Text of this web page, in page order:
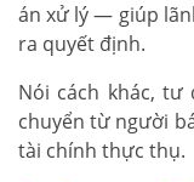
án xử lý — giúp
ra quyết định.
Nói cách khác,
chuyển từ người
tài chính thực thụ.